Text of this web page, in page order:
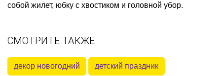
собой жилет, юбку с хвостиком и головной убор.
СМОТРИТЕ ТАКЖЕ
декор новогодний детский праздник